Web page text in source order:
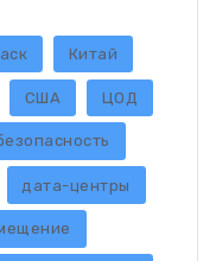
Китай
США ЦОД
дата-центры